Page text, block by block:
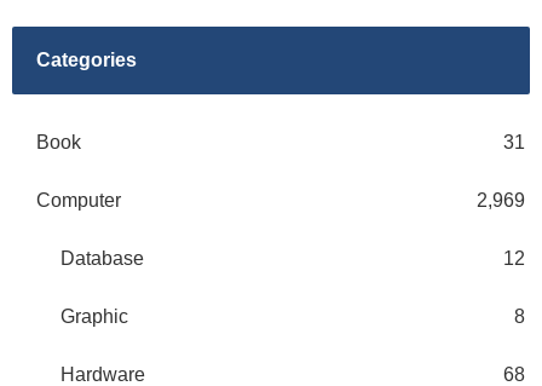
Categories
Book 31
Computer 2,969
Database 12
Graphic 8
Hardware 68